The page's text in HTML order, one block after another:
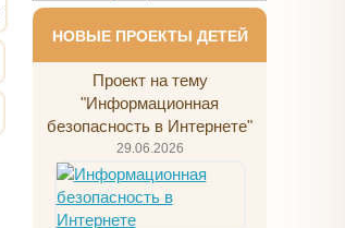
НОВЫЕ ПРОЕКТЫ ДЕТЕЙ
Проект на тему
"Информационная
безопасность в Интернете"
29.06.2026